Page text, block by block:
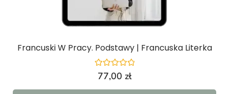
Francuski W Pracy. Podstawy | Francuska Literka
Oceniono
77,00 zł